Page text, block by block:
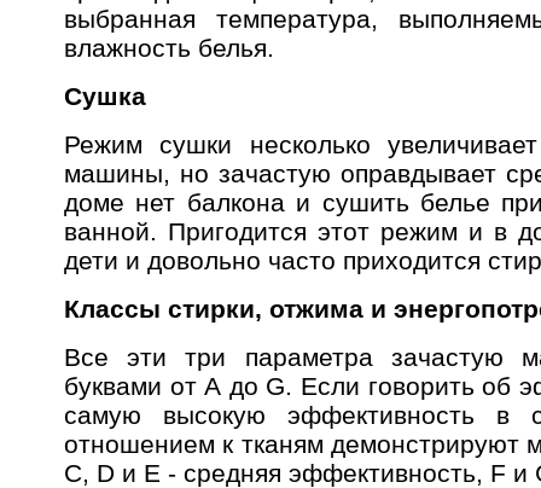
выбранная температура,
влажность белья.
Сушка
Режим сушки несколько
машины, но зачастую оправдывает
доме нет балкона и сушить белье
ванной. Пригодится этот режим и в
дети и довольно часто приходится
Классы стирки, отжима и
Все эти три параметра зачастую
буквами от А до G. Если говорить об
самую высокую эффективность в
отношением к тканям демонстрируют
С, D и Е - средняя эффективность, F и